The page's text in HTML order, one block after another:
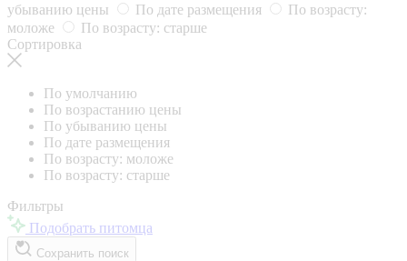
убыванию цены
По дате размещения
По возрасту:
моложе
По возрасту: старше
Сортировка
По умолчанию
По возрастанию цены
По убыванию цены
По дате размещения
По возрасту: моложе
По возрасту: старше
Фильтры
Подобрать питомца
Сохранить поиск